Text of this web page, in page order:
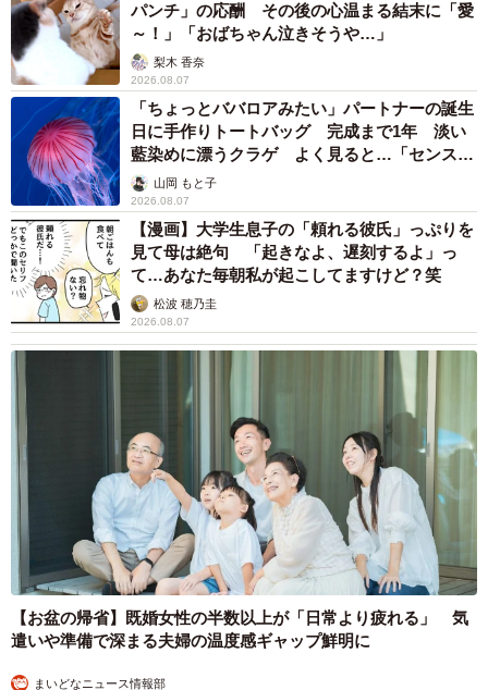
パンチ」の応酬 その後の心温まる結末に「愛
～！」「おばちゃん泣きそうや…」
梨木 香奈
2026.08.07
「ちょっとババロアみたい」パートナーの誕生
日に手作りトートバッグ 完成まで1年 淡い
藍染めに漂うクラゲ よく見ると…「センスす
ごい」山岡 もと子
2026.08.07
【漫画】大学生息子の「頼れる彼氏」っぷりを
見て母は絶句 「起きなよ、遅刻するよ」っ
て…あなた毎朝私が起こしてますけど？笑
松波 穂乃圭
2026.08.07
【お盆の帰省】既婚女性の半数以上が「日常より疲れる」 気
遣いや準備で深まる夫婦の温度感ギャップ鮮明に
まいどなニュース情報部